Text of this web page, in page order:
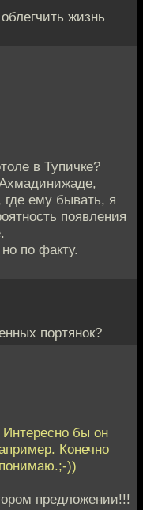
жизнь
в Тупичке?
где ему бывать, я
появления
по факту.
портянок?
бы он
Конечно
))
предложении!!!